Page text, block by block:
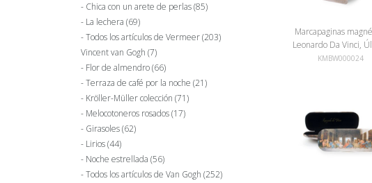
Chica con un arete de perlas(85)
La lechera (69)
Todos los artículos de Vermeer(203)
Vincent van Gogh (7)
Flor de almendro(66)
Terraza de café por la noche (21)
Kröller-Müller colección (71)
Melocotoneros rosados(17)
Girasoles(62)
Lirios(44)
Noche estrellada (56)
Todos los artículos de Van Gogh (252)
Marcapaginas
Leonardo Da Vinci,
cena
KMBW000024